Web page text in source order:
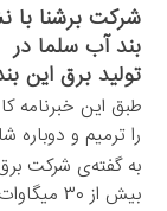
شرکت برشنا با
بند آب سلما
تولید برق این
طبق این خبرنامه
را ترمیم و دوباره
به گفته‌ی شرکت
بیش از ۳۰ میگاوات برق تولید می‌کند.